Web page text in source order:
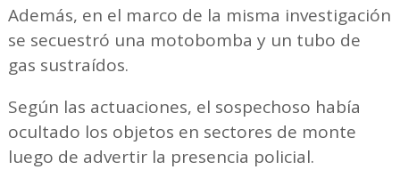
Además, en el marco de la misma investigación
se secuestró una motobomba y un tubo de
gas sustraídos.
Según las actuaciones, el sospechoso había
ocultado los objetos en sectores de monte
luego de advertir la presencia policial.